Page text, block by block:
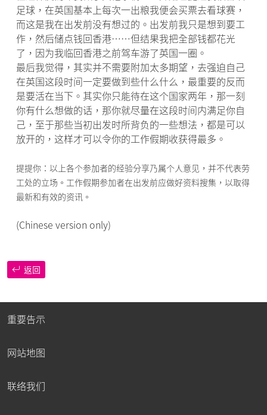
足球，在英国基本上每次一出粮我便会买票去看球赛，
而这是我在出发前没有想过的。出发前我只是想到要工
作，然后储点钱回香港……但结果我把全部钱都花光
了，因为我临回香港之前驾车游了英国一圈。
最后我觉得，其实并不需要附加太多期望，去强迫自己
在英国这段时间一定要做到些什么什么，最重要的反而
是要活在当下。其实你只能待在这个国家两年，那一刻
你有什么想做的话，那你就尽量在这段时间内满足你自
己，至于那些当初出发时所背负的一些想法，都是可以
放开的，这样才可以令你的工作假期收获得最多。
提提你：以上各个参加者的经验分享乃属个人意见，并不代表劳
工处的立场。工作假期参加者在出发前应做好资料搜集，以取得
最新和有效的资讯。
(Chinese version only)
返回
重要告示
网站地图
联络我们